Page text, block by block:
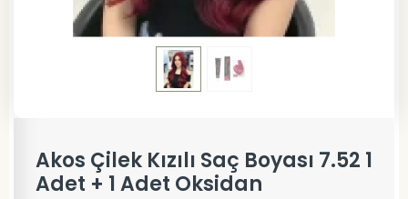
Akos Çilek Kızılı Saç Boyası 7.52 1
Adet + 1 Adet Oksidan